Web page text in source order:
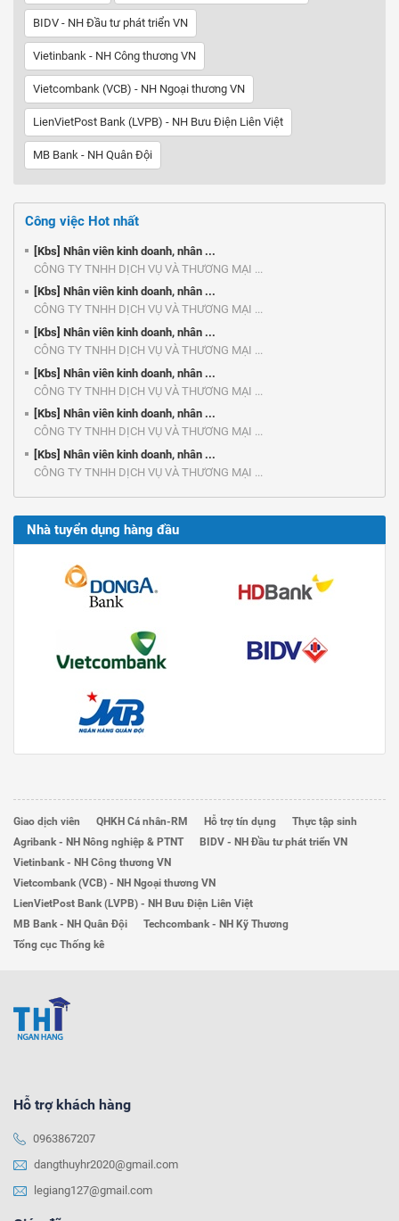
BIDV - NH Đầu tư phát triển VN
Vietinbank - NH Công thương VN
Vietcombank (VCB) - NH Ngoại thương VN
LienVietPost Bank (LVPB) - NH Bưu Điện Liên Việt
MB Bank - NH Quân Đội
Công việc Hot nhất
[Kbs] Nhân viên kinh doanh, nhân ...
CÔNG TY TNHH DỊCH VỤ VÀ THƯƠNG MẠI ...
[Kbs] Nhân viên kinh doanh, nhân ...
CÔNG TY TNHH DỊCH VỤ VÀ THƯƠNG MẠI ...
[Kbs] Nhân viên kinh doanh, nhân ...
CÔNG TY TNHH DỊCH VỤ VÀ THƯƠNG MẠI ...
[Kbs] Nhân viên kinh doanh, nhân ...
CÔNG TY TNHH DỊCH VỤ VÀ THƯƠNG MẠI ...
[Kbs] Nhân viên kinh doanh, nhân ...
CÔNG TY TNHH DỊCH VỤ VÀ THƯƠNG MẠI ...
[Kbs] Nhân viên kinh doanh, nhân ...
CÔNG TY TNHH DỊCH VỤ VÀ THƯƠNG MẠI ...
Nhà tuyển dụng hàng đầu
Giao dịch viên QHKH Cá nhân-RM Hỗ trợ tín dụng
Thực tập sinh
Agribank - NH Nông nghiệp & PTNT
BIDV - NH Đầu tư phát triển VN
Vietinbank - NH Công thương VN
Vietcombank (VCB) - NH Ngoại thương VN
LienVietPost Bank (LVPB) - NH Bưu Điện Liên Việt
MB Bank - NH Quân Đội
Techcombank - NH Kỹ Thương
Tổng cục Thống kê
Hỗ trợ khách hàng
0963867207
dangthuyhr2020@gmail.com
legiang127@gmail.com